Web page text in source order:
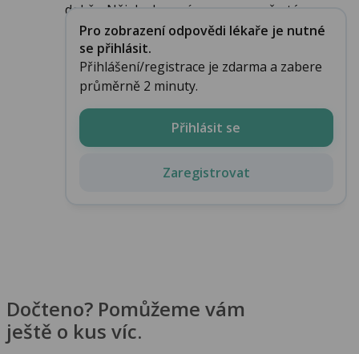
dobře. Nějak ale nevím na co se mě ptá...
Pro zobrazení odpovědi lékaře je nutné
se přihlásit.
Přihlášení/registrace je zdarma a zabere
průměrně 2 minuty.
Přihlásit se
Zaregistrovat
Dočteno? Pomůžeme vám
ještě o kus víc.